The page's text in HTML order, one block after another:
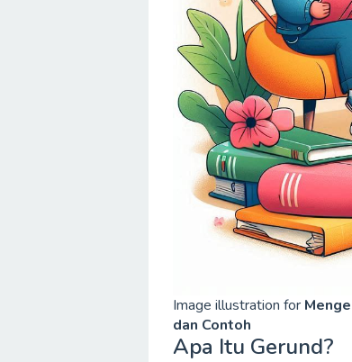
Image illustration for
dan Contoh
Apa Itu Gerund?